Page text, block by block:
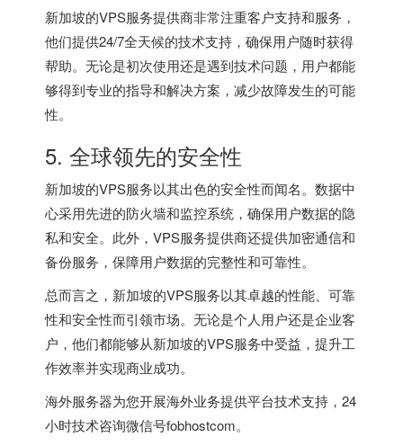
新加坡的VPS服务提供商非常注重客户支持和服务，
他们提供24/7全天候的技术支持，确保用户随时获得
帮助。无论是初次使用还是遇到技术问题，用户都能
够得到专业的指导和解决方案，减少故障发生的可能
性。
5. 全球领先的安全性
新加坡的VPS服务以其出色的安全性而闻名。数据中
心采用先进的防火墙和监控系统，确保用户数据的隐
私和安全。此外，VPS服务提供商还提供加密通信和
备份服务，保障用户数据的完整性和可靠性。
总而言之，新加坡的VPS服务以其卓越的性能、可靠
性和安全性而引领市场。无论是个人用户还是企业客
户，他们都能够从新加坡的VPS服务中受益，提升工
作效率并实现商业成功。
海外服务器为您开展海外业务提供平台技术支持，24
小时技术咨询微信号fobhostcom。